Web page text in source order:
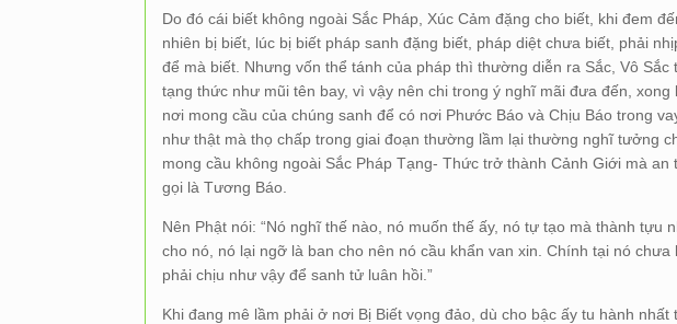
Do đó cái biết không ngoài Sắc Pháp, Xúc Cảm đặng cho biết, khi đem
nhiên bị biết, lúc bị biết pháp sanh đặng biết, pháp diệt chưa biết, phải
để mà biết. Nhưng vốn thể tánh của pháp thì thường diễn ra Sắc, Vô Sắc
tạng thức như mũi tên bay, vì vậy nên chi trong ý nghĩ mãi đưa đến, xong
nơi mong cầu của chúng sanh để có nơi Phước Báo và Chịu Báo trong
như thật mà thọ chấp trong giai đoạn thường lầm lại thường nghĩ tưởng
mong cầu không ngoài Sắc Pháp Tạng- Thức trở thành Cảnh Giới mà an
gọi là Tương Báo.
Nên Phật nói: “Nó nghĩ thế nào, nó muốn thế ấy, nó tự tạo mà thành tựu
cho nó, nó lại ngỡ là ban cho nên nó cầu khẩn van xin. Chính tại nó chưa
phải chịu như vậy để sanh tử luân hồi.”
Khi đang mê lầm phải ở nơi Bị Biết vọng đảo, dù cho bậc ấy tu hành nhất